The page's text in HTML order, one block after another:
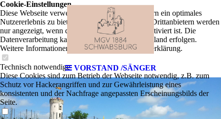
VORSTAND /SÄNGER
Cookie-Einstellungen
Diese Webseite verwendet Cookies, um Besuchern ein optimales
Nutzererlebnis zu bieten. Bestimmte Inhalte von Drittanbietern werden
nur angezeigt, wenn die entsprechende Option aktiviert ist. Die
Datenverarbeitung kann dann auch in einem Drittland erfolgen.
Weitere Informationen hierzu in der Datenschutzerklärung.
Technisch notwendige
Diese Cookies sind zum Betrieb der Webseite notwendig, z.B. zum
Schutz vor Hackerangriffen und zur Gewährleistung eines
konsistenten und der Nachfrage angepassten Erscheinungsbilds der
Seite.